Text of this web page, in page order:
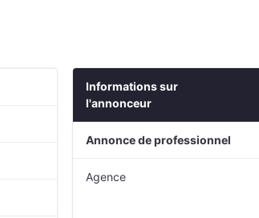
Informations sur
l'annonceur
Annonce de professionnel
Agence